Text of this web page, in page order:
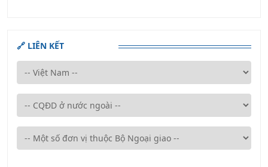
🔗 LIÊN KẾT